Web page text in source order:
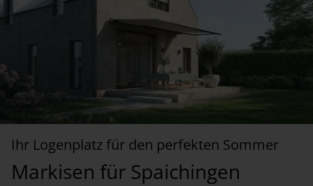
Ihr Logenplatz für den perfekten Sommer
Markisen für Spaichingen